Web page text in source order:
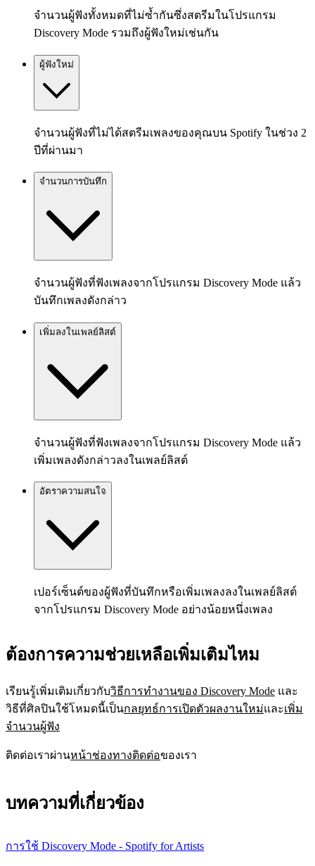
จำนวนผู้ฟังทั้งหมดที่ไม่ซ้ำกันซึ่งสตรีมในโปรแกรม
Discovery Mode รวมถึงผู้ฟังใหม่เช่นกัน
ผู้ฟังใหม่
จำนวนผู้ฟังที่ไม่ได้สตรีมเพลงของคุณบน Spotify ในช่วง 2
ปีที่ผ่านมา
จำนวนการบันทึก
จำนวนผู้ฟังที่ฟังเพลงจากโปรแกรม Discovery Mode แล้ว
บันทึกเพลงดังกล่าว
เพิ่มลงในเพลย์ลิสต์
จำนวนผู้ฟังที่ฟังเพลงจากโปรแกรม Discovery Mode แล้ว
เพิ่มเพลงดังกล่าวลงในเพลย์ลิสต์
อัตราความสนใจ
เปอร์เซ็นต์ของผู้ฟังที่บันทึกหรือเพิ่มเพลงลงในเพลย์ลิสต์
จากโปรแกรม Discovery Mode อย่างน้อยหนึ่งเพลง
ต้องการความช่วยเหลือเพิ่มเติมไหม
เรียนรู้เพิ่มเติมเกี่ยวกับวิธีการทำงานของ Discovery Mode และ
วิธีที่ศิลปินใช้โหมดนี้เป็นกลยุทธ์การเปิดตัวผลงานใหม่และเพิ่ม
จำนวนผู้ฟัง
ติดต่อเราผ่านหน้าช่องทางติดต่อของเรา
บทความที่เกี่ยวข้อง
การใช้ Discovery Mode - Spotify for Artists